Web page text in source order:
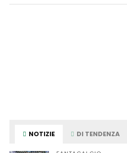
NOTIZIE DI TENDENZA